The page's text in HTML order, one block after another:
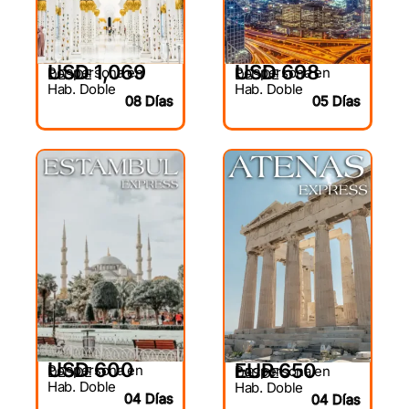
DESDE
USD 1,069
Por persona en
Hab. Doble
08 Días
DESDE
USD 698
Por persona en
Hab. Doble
05 Días
DESDE
USD 600
Por persona en
Hab. Doble
04 Días
DESDE
EUR 650
Por persona en
Hab. Doble
04 Días